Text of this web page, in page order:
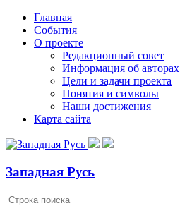
Главная
События
О проекте
Редакционный совет
Информация об авторах
Цели и задачи проекта
Понятия и символы
Наши достижения
Карта сайта
Западная Русь